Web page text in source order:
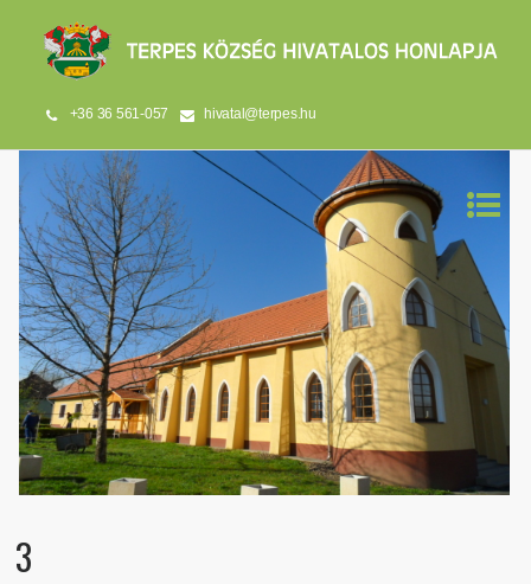
+36 36 561-057 hivatal@terpes.hu
3